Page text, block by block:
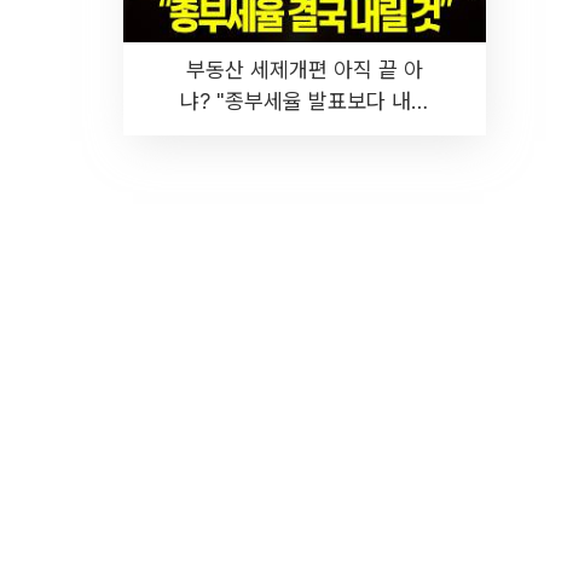
부동산 세제개편 아직 끝 아
냐? "종부세율 발표보다 내릴